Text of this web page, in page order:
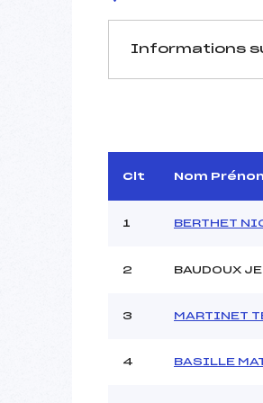
Informations
D.T Adjoint :
Dir. Epreuve :
Pénalité appliquée :
Clt Nom
1 BERTHET
2 BAUDOUX
3 MARTINET
4 BASILLE